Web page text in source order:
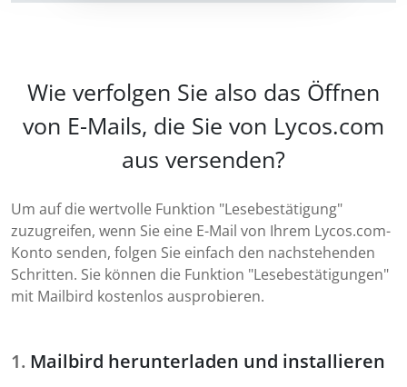
Wie verfolgen Sie also das Öffnen
von E-Mails, die Sie von Lycos.com
aus versenden?
Um auf die wertvolle Funktion "Lesebestätigung"
zuzugreifen, wenn Sie eine E-Mail von Ihrem Lycos.com-
Konto senden, folgen Sie einfach den nachstehenden
Schritten. Sie können die Funktion "Lesebestätigungen"
mit Mailbird kostenlos ausprobieren.
Mailbird herunterladen und installieren